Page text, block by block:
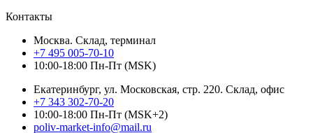
Контакты
Москва. Склад, терминал
+7 495 005-70-10
10:00-18:00 Пн-Пт (MSK)
Екатеринбург, ул. Московская, стр. 220. Склад, офис
+7 343 302-70-20
10:00-18:00 Пн-Пт (MSK+2)
poliv-market-info@mail.ru